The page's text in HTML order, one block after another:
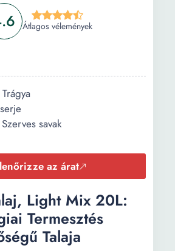
Átlagos vélemények
savak
az árat
Light Mix 20L:
Termesztés
Talaja